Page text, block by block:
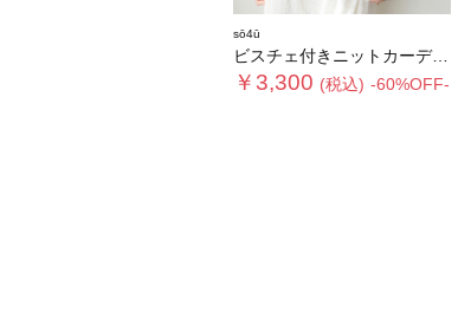
sō4ū
ビスチェ付きニットカーディガン
￥3,300 (税込) -60%OFF-